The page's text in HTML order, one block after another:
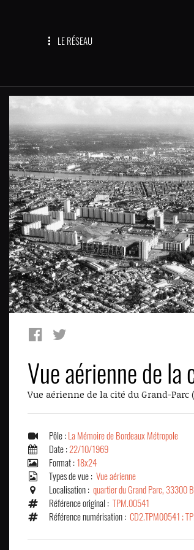
LE RÉSEAU
Vue aérienne de
Vue aérienne de la cité du Grand-Parc
Pôle : La Mémoire de Bordeaux Métropole
Date :22/10/1969
Format : 18x24
Types de vue : Vue aérienne
Localisation : quartier du Grand Parc, 33300
Référence original : TPM.00541
Référence numérisation : CD2.TPM00541 ;